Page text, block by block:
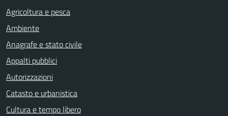
Agricoltura e pesca
Ambiente
Anagrafe e stato civile
Appalti pubblici
Autorizzazioni
Catasto e urbanistica
Cultura e tempo libero